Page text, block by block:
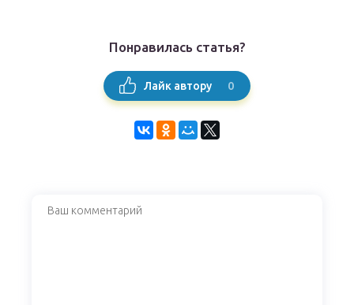
Понравилась статья?
Лайк автору 0